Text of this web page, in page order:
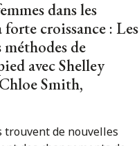
dans les
croissance : Les
méthodes de
avec Shelley
Smith,
trouvent de nouvelles